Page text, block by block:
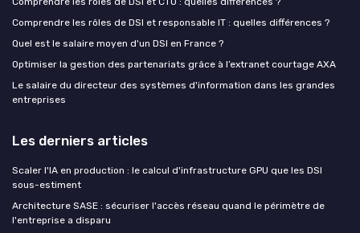
Comprendre les rôles de DSI et responsable IT : quelles différences ?
Quel est le salaire moyen d'un DSI en France ?
Optimiser la gestion des partenariats grâce à l’extranet courtage AXA
Le salaire du directeur des systèmes d'information dans les grandes
entreprises
Les derniers articles
Scaler l'IA en production : le calcul d'infrastructure GPU que les DSI
sous-estiment
Architecture SASE : sécuriser l'accès réseau quand le périmètre de
l'entreprise a disparu